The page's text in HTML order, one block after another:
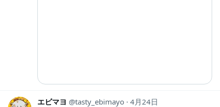
エビマヨ tasty_ebimayo 4月24日